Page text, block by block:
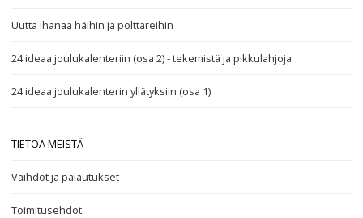
Uutta ihanaa häihin ja polttareihin
24 ideaa joulukalenteriin (osa 2) - tekemistä ja pikkulahjoja
24 ideaa joulukalenterin yllätyksiin (osa 1)
TIETOA MEISTÄ
Vaihdot ja palautukset
Toimitusehdot